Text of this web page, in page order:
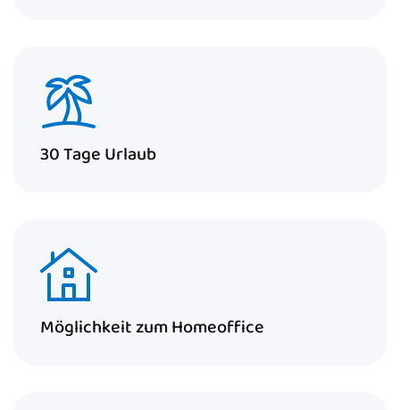
30 Tage Urlaub
Möglichkeit zum Homeoffice